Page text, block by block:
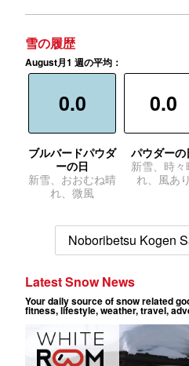
雪の履歴
August月1 週の平均：
0.0
ブルバードパウダ
ーの日
新雪、おおむね晴
れ、微風
0.0
パウダーの
新雪、時々
れ、風あり
Noboribetsu Kogen